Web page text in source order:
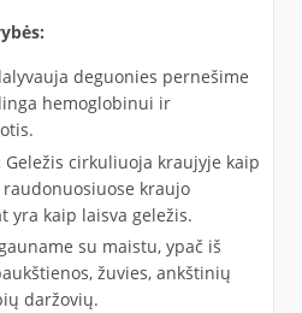
deguonies pernešime
hemoglobinui ir
Geležis cirkuliuoja kraujyje kaip
kraujo
yra kaip laisva geležis.
su maistu, ypač iš
žuvies, ankštinių
daržovių.